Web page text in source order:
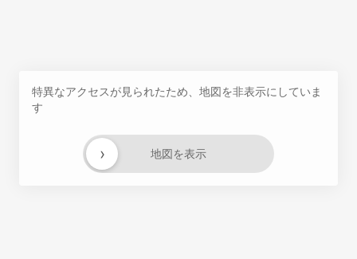
特異なアクセスが見られたため、地図を非表示にしていま
す
地図を表示
›